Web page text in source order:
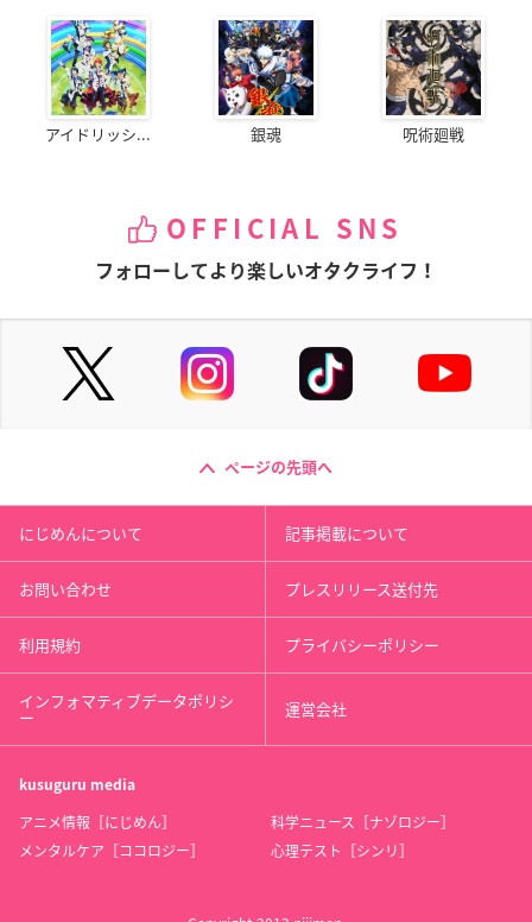
アイドリッシ... 銀魂 呪術廻戦
OFFICIAL SNS
フォローしてより楽しいオタクライフ！
ページの先頭へ
にじめんについて 記事掲載について
お問い合わせ プレスリリース送付先
利用規約 プライバシーポリシー
インフォマティブデータポリシ
ー 運営会社
kusuguru media
アニメ情報［にじめん］
科学ニュース［ナゾロジー］
メンタルケア［ココロジー］
心理テスト［シンリ］